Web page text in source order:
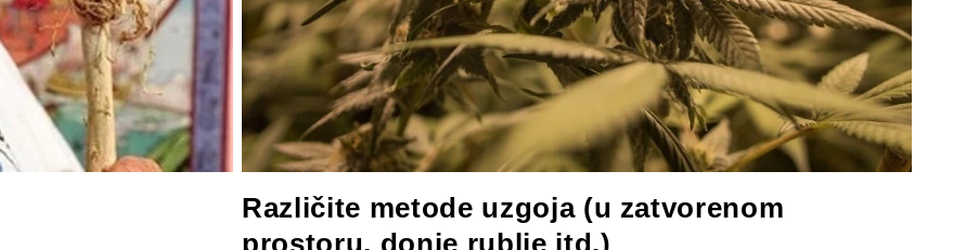
Različite metode uzgoja (u zatvorenom
prostoru, donje rublje itd.)